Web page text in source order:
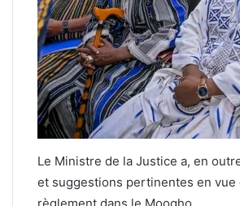
Le Ministre de la Justice a, en
et suggestions pertinentes en vue